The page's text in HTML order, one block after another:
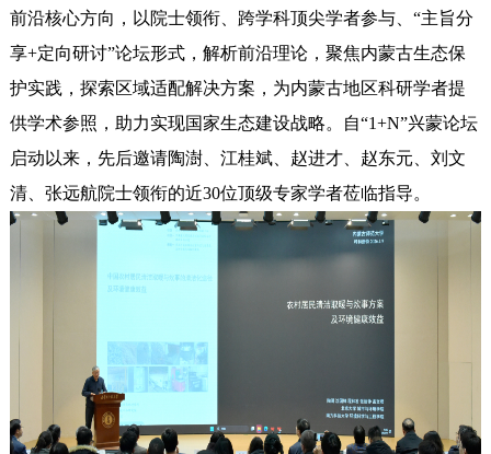
前沿核心方向，以院士领衔、跨学科顶尖学者参与、“主旨分
享+定向研讨”论坛形式，解析前沿理论，聚焦内蒙古生态保
护实践，探索区域适配解决方案，为内蒙古地区科研学者提
供学术参照，助力实现国家生态建设战略。自“1+N”兴蒙论坛
启动以来，先后邀请陶澍、江桂斌、赵进才、赵东元、刘文
清、张远航院士领衔的近30位顶级专家学者莅临指导。